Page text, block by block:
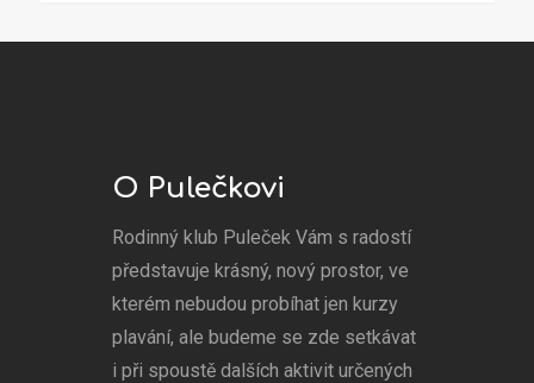
O Pulečkovi
Rodinný klub Puleček Vám s radostí
představuje krásný, nový prostor, ve
kterém nebudou probíhat jen kurzy
plavání, ale budeme se zde setkávat
i při spoustě dalších aktivit určených